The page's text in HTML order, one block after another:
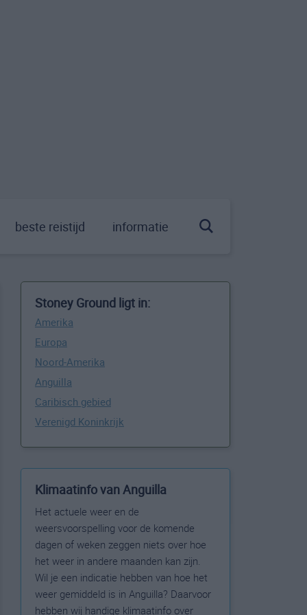
beste reistijd informatie
Stoney Ground ligt in:
Amerika
Europa
Noord-Amerika
Anguilla
Caribisch gebied
Verenigd Koninkrijk
Klimaatinfo van Anguilla
Het actuele weer en de
weersvoorspelling voor de komende
dagen of weken zeggen niets over hoe
het weer in andere maanden kan zijn.
Wil je een indicatie hebben van hoe het
weer gemiddeld is in Anguilla? Daarvoor
hebben wij handige klimaatinfo over